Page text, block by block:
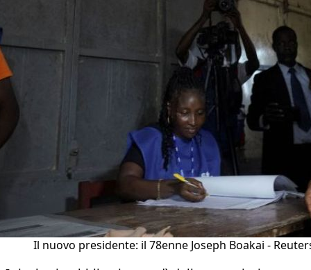
Il nuovo presidente: il 78enne Joseph Boakai -